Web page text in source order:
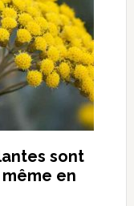
sont
en